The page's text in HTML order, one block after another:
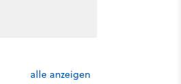
alle anzeigen